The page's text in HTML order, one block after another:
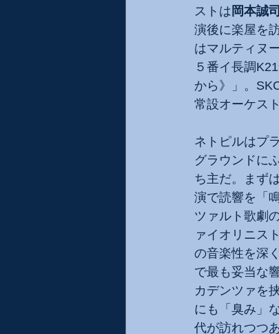
ストは 岡本誠司
演後に楽屋を
はマルティヌ
５番イ長調
から》」。
常設オーケス
ネトピルはプ
グラウンドに
ち主だ。まず
演で読響を「
ツァルト歌劇
ァイオリニス
の音楽性を深
で最も妥当な
カデンツァを
にも「臭み」
代が訪れつつ